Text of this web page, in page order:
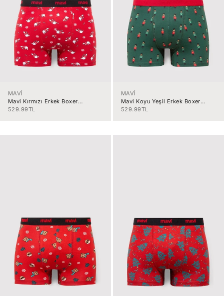
MAVİ
Mavi Kırmızı Erkek Boxer
M0912140-3
İndirimli fiyat
529.99TL
MAVİ
Mavi Koyu Yeşil Erkek Boxer
M0912138-7
İndirimli fiyat
529.99TL